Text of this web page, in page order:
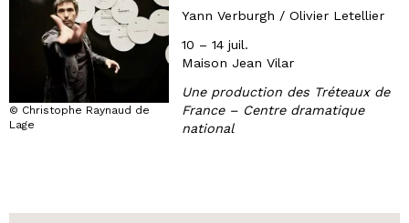
© Christophe Raynaud de
Lage
Yann Verburgh / Olivier Letellier
10 – 14 juil.
Maison Jean Vilar
Une production des Tréteaux de
France – Centre dramatique
national